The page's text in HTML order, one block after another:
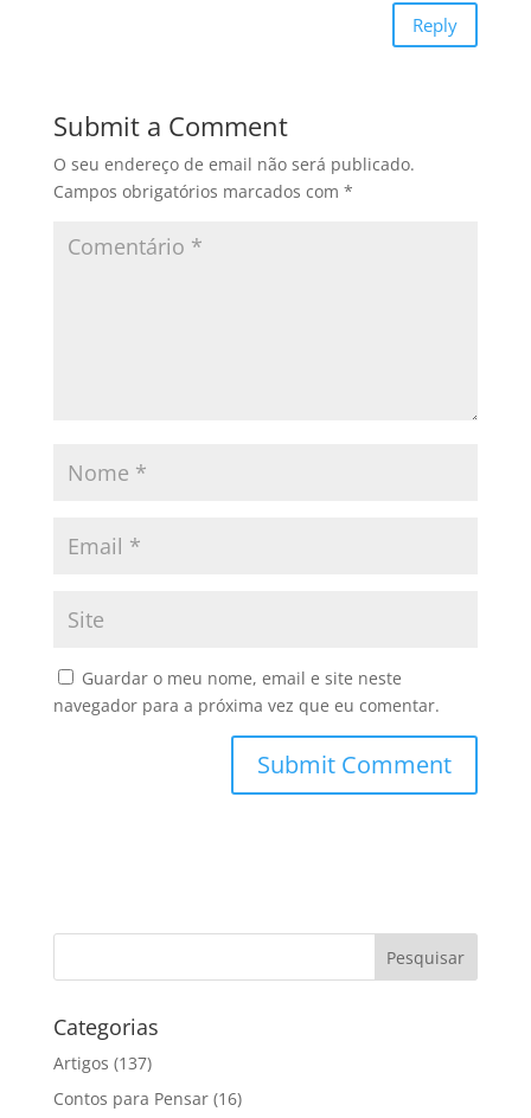
Reply
Submit a Comment
O seu endereço de email não será publicado.
Campos obrigatórios marcados com *
Guardar o meu nome, email e site neste
navegador para a próxima vez que eu comentar.
Categorias
Artigos (137)
Contos para Pensar(16)